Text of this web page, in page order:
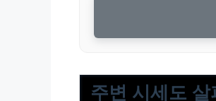
주변 시세도 살